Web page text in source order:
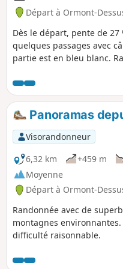
Départ à Ormont-
Dès le départ, pente de 27
quelques passages avec
partie est en bleu blanc.
un plus.
Panoramas
Visorandonneur
6,32 km
+459 m
Moyenne
Départ à Ormont-
Randonnée avec de
montagnes
difficulté raisonnable.